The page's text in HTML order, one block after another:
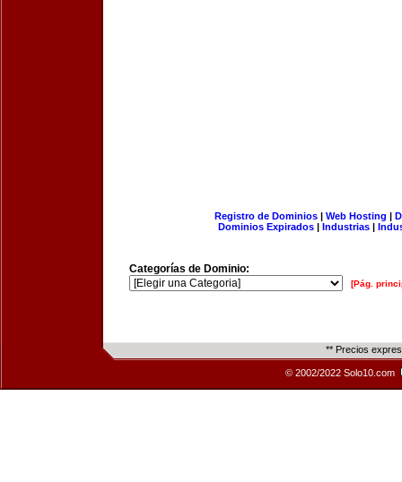
Registro de Dominios| Web Hosting |
Dominios Expirados | Industrias |
Categorías de Dominio:
[Pág.
** Precios
© 2002/2022 Solo10.com